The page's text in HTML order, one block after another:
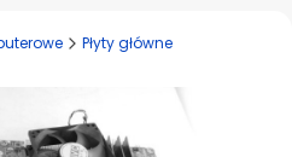
Płyty główne